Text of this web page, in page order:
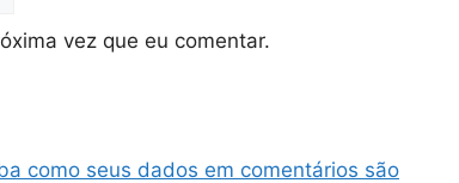
vez que eu comentar.
como seus dados em comentários são